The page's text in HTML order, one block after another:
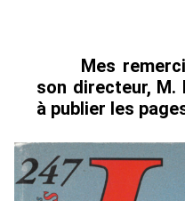
Mes
son directeur,
à publier les